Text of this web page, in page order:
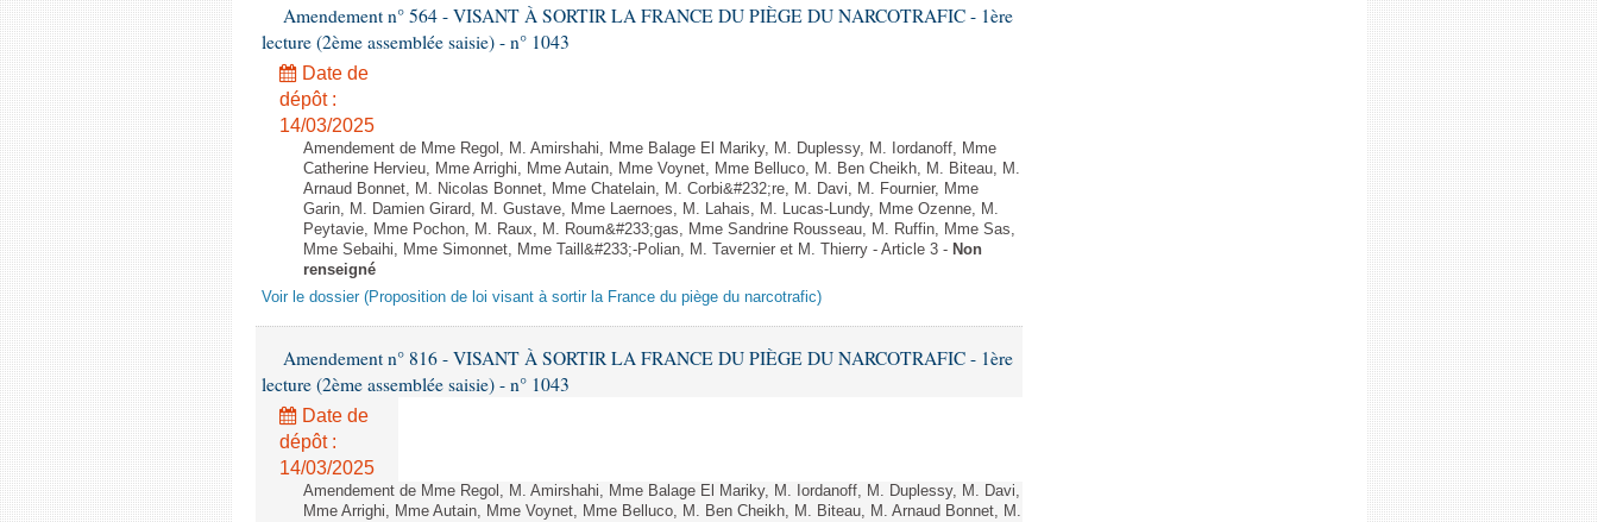
Amendement n° 564 - VISANT À SORTIR LA FRANCE DU PIÈGE DU NARCOTRAFIC - 1ère
lecture (2ème assemblée saisie) - n° 1043
Date de
dépôt :
14/03/2025
Amendement de Mme Regol, M. Amirshahi, Mme Balage El Mariky, M. Duplessy, M. Iordanoff, Mme
Catherine Hervieu, Mme Arrighi, Mme Autain, Mme Voynet, Mme Belluco, M. Ben Cheikh, M. Biteau, M.
Arnaud Bonnet, M. Nicolas Bonnet, Mme Chatelain, M. Corbi&#232;re, M. Davi, M. Fournier, Mme
Garin, M. Damien Girard, M. Gustave, Mme Laernoes, M. Lahais, M. Lucas-Lundy, Mme Ozenne, M.
Peytavie, Mme Pochon, M. Raux, M. Roum&#233;gas, Mme Sandrine Rousseau, M. Ruffin, Mme Sas,
Mme Sebaihi, Mme Simonnet, Mme Taill&#233;-Polian, M. Tavernier et M. Thierry - Article 3 - Non
renseigné
Voir le dossier (Proposition de loi visant à sortir la France du piège du narcotrafic)
Amendement n° 816 - VISANT À SORTIR LA FRANCE DU PIÈGE DU NARCOTRAFIC - 1ère
lecture (2ème assemblée saisie) - n° 1043
Date de
dépôt :
14/03/2025
Amendement de Mme Regol, M. Amirshahi, Mme Balage El Mariky, M. Iordanoff, M. Duplessy, M. Davi,
Mme Arrighi, Mme Autain, Mme Voynet, Mme Belluco, M. Ben Cheikh, M. Biteau, M. Arnaud Bonnet, M.